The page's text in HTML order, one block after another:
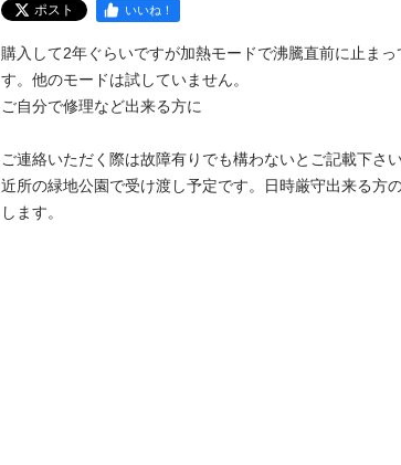
ポスト いいね！
購入して2年ぐらいですが加熱モードで沸騰直前に止まっ
す。他のモードは試していません。
ご自分で修理など出来る方に
ご連絡いただく際は故障有りでも構わないとご記載下さい
近所の緑地公園で受け渡し予定です。日時厳守出来る方
します。